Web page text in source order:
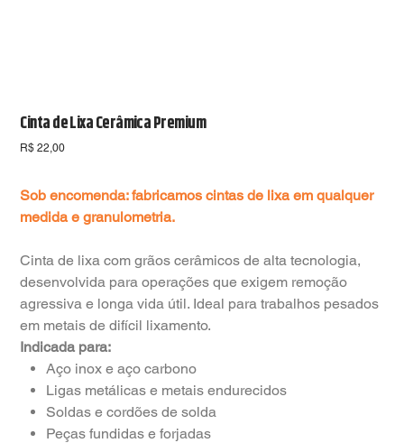
Cinta de Lixa Cerâmica Premium
Preço
R$ 22,00
Sob encomenda: fabricamos cintas de lixa em qualquer
medida e granulometria.
Cinta de lixa com grãos cerâmicos de alta tecnologia,
desenvolvida para operações que exigem remoção
agressiva e longa vida útil. Ideal para trabalhos pesados
em metais de difícil lixamento.
Indicada para:
Aço inox e aço carbono
Ligas metálicas e metais endurecidos
Soldas e cordões de solda
Peças fundidas e forjadas